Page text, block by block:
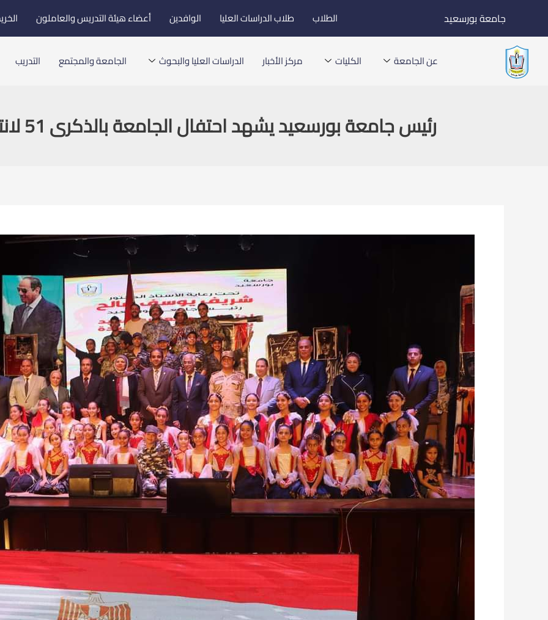
إلى
المحتوى
جامعة بورسعيد الطلاب طلاب الدراسات العليا الوافدين أعضاء هيئة التدريس والعاملون
عن الجامعة الكليات مركز الأخبار الدراسات العليا والبحوث الجامعة والمجتمع التدريب
رئيس جامعة بورسعيد يشهد احتفال الجامعة بالذكرى 51 لانتصار حرب أكتوبر المجيد